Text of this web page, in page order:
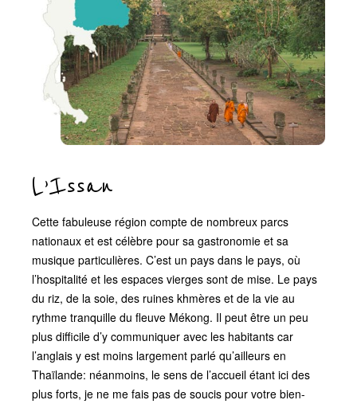
L’Issan
Cette fabuleuse région compte de nombreux parcs
nationaux et est célèbre pour sa gastronomie et sa
musique particulières. C’est un pays dans le pays, où
l’hospitalité et les espaces vierges sont de mise. Le pays
du riz, de la soie, des ruines khmères et de la vie au
rythme tranquille du fleuve Mékong. Il peut être un peu
plus difficile d’y communiquer avec les habitants car
l’anglais y est moins largement parlé qu’ailleurs en
Thaïlande: néanmoins, le sens de l’accueil étant ici des
plus forts, je ne me fais pas de soucis pour votre bien-